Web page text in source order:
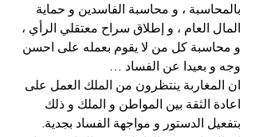
بالمحاسبة ، و محاسبة الفاسدين و حماية
المال العام ، و إطلاق سراح معتقلي الرأي ،
و محاسبة كل من لا يقوم بعمله على احسن
وجه و بعيدا عن الفساد …
ان المغاربة ينتظرون من الملك العمل على
اعادة الثقة بين المواطن و الملك و ذلك
بتفعيل الدستور و مواجهة الفساد بجدية.